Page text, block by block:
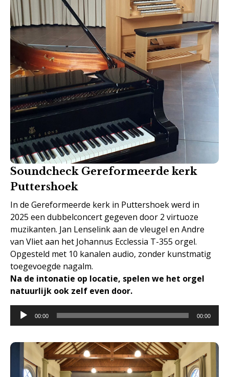
Soundcheck Gereformeerde kerk
Puttershoek
In de Gereformeerde kerk in Puttershoek werd in
2025 een dubbelconcert gegeven door 2 virtuoze
muzikanten. Jan Lenselink aan de vleugel en Andre
van Vliet aan het Johannus Ecclessia T-355 orgel.
Opgesteld met 10 kanalen audio, zonder kunstmatig
toegevoegde nagalm.
Na de intonatie op locatie, spelen we het orgel
natuurlijk ook zelf even door.
Audiospeler
00:00 00:00